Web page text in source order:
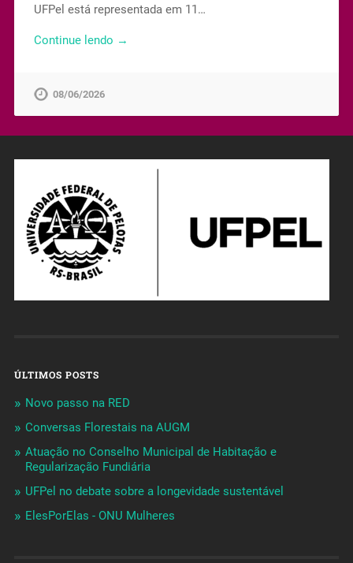
UFPel está representada em 11…
Continue lendo →
08/06/2026
ÚLTIMOS POSTS
Novo passo na RED
Conversas Florestais na AUGM
Atuação no Conselho Municipal de Habitação e
Regularização Fundiária
UFPel no debate sobre a longevidade sustentável
ElesPorElas - ONU Mulheres